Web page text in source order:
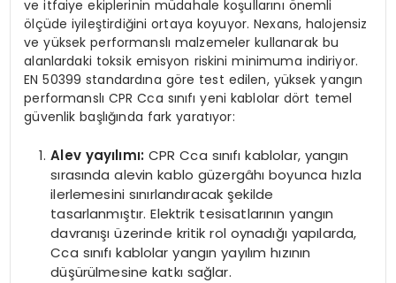
ve itfaiye ekiplerinin müdahale koşullarını önemli
ölçüde iyileştirdiğini ortaya koyuyor. Nexans, halojensiz
ve yüksek performanslı malzemeler kullanarak bu
alanlardaki toksik emisyon riskini minimuma indiriyor.
EN 50399 standardına göre test edilen, yüksek yangın
performanslı CPR Cca sınıfı yeni kablolar dört temel
güvenlik başlığında fark yaratıyor:
Alev yayılımı: CPR Cca sınıfı kablolar, yangın
sırasında alevin kablo güzergâhı boyunca hızla
ilerlemesini sınırlandıracak şekilde
tasarlanmıştır. Elektrik tesisatlarının yangın
davranışı üzerinde kritik rol oynadığı yapılarda,
Cca sınıfı kablolar yangın yayılım hızının
düşürülmesine katkı sağlar.